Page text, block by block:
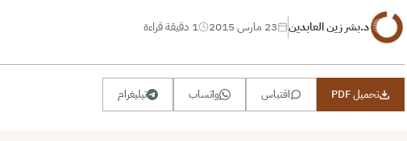
د.بشر زين العابدين 23 مارس 2015 1 دقيقة قراءة
تحميل PDF اقتباس واتساب تيليغرام